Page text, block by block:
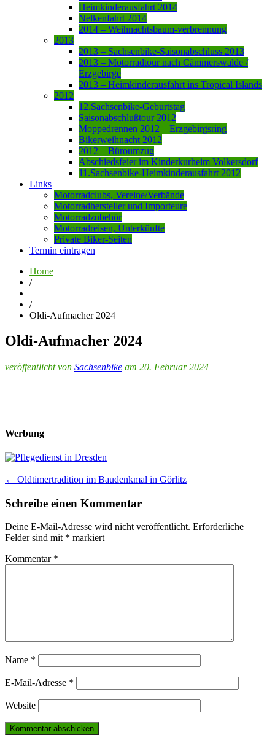
Heimkinderausfahrt 2014
Nelkenfahrt 2014
2014 – Weihnachtsbaum-verbrennung
2013
2013 – Sachsenbike-Saisonabschluss 2013
2013 – Motorradtour nach Cämmerswalde /
Erzgebirge
2013 – Heimkinderausfahrt ins Tropical Islands
2012
12.Sachsenbike-Geburtstag
Saisonabschlußtour 2012
Moppedrennen 2012 – Erzgebirgsring
Bikerweihnacht 2012
2012 – Büroumzug
Abschiedsfeier im Kinderkurheim Volkersdorf
11.Sachsenbike-Heimkinderausfahrt 2012
Links
Motorradclubs, Vereine/Verbände
Motorradhersteller und Importeure
Motorradzubehör
Motorradreisen, Unterkünfte
Private Biker-Seiten
Termin eintragen
Home
/
/
Oldi-Aufmacher 2024
Oldi-Aufmacher 2024
veröffentlicht von Sachsenbike am 20. Februar 2024
Werbung
Post
navigation
← Oldtimertradition im Baudenkmal in Görlitz
Schreibe einen Kommentar
Deine E-Mail-Adresse wird nicht veröffentlicht. Erforderliche
Felder sind mit * markiert
Kommentar *
Name *
E-Mail-Adresse *
Website